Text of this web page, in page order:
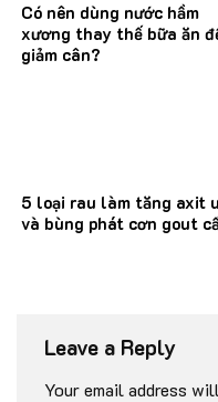
Có nên dùng nước hầm
xương thay thế bữa ăn
giảm cân?
5 loại rau làm tăng axit
và bùng phát cơn gout
Leave a Reply
Your email address